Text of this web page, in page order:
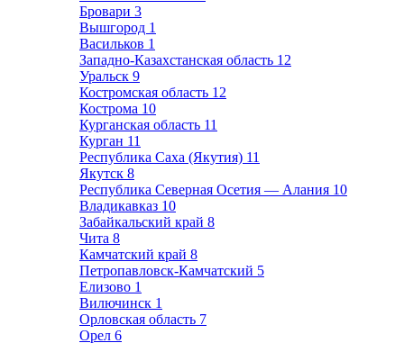
Бровари 3
Вышгород 1
Васильков 1
Западно-Казахстанская область 12
Уральск 9
Костромская область 12
Кострома 10
Курганская область 11
Курган 11
Республика Саха (Якутия) 11
Якутск 8
Республика Северная Осетия — Алания 10
Владикавказ 10
Забайкальский край 8
Чита 8
Камчатский край 8
Петропавловск-Камчатский 5
Елизово 1
Вилючинск 1
Орловская область 7
Орел 6